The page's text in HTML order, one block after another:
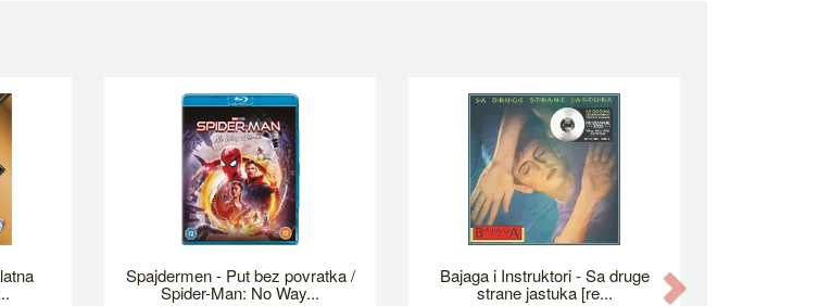
Spajdermen - Put bez povratka /
Spider-Man: No Way...
Bajaga i Instruktori - Sa druge
strane jastuka [re...